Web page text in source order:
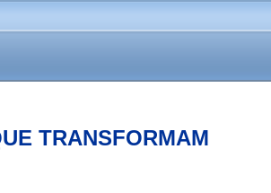
TRANSFORMAM